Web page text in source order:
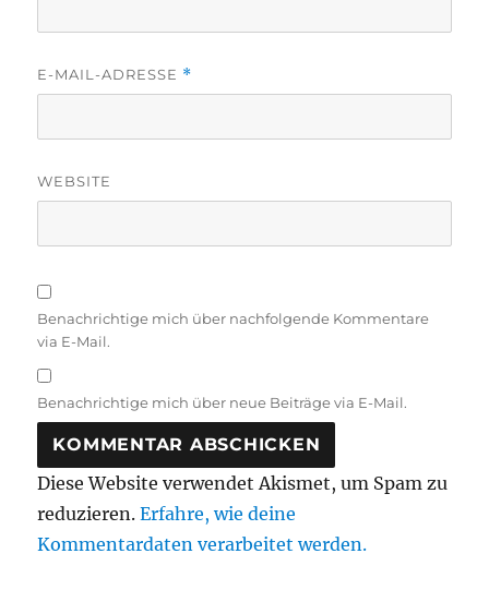
E-MAIL-ADRESSE *
WEBSITE
Benachrichtige mich über nachfolgende Kommentare
via E-Mail.
Benachrichtige mich über neue Beiträge via E-Mail.
Diese Website verwendet Akismet, um Spam zu
reduzieren.Erfahre, wie deine
Kommentardaten verarbeitet werden.